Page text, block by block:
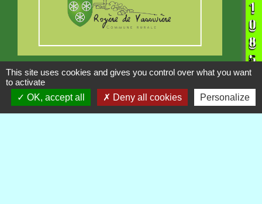
INFORMATION
Projet GAEC du Villard
This site uses cookies and gives you control over what you want
to activate
OK, accept all
Deny all cookies Personalize